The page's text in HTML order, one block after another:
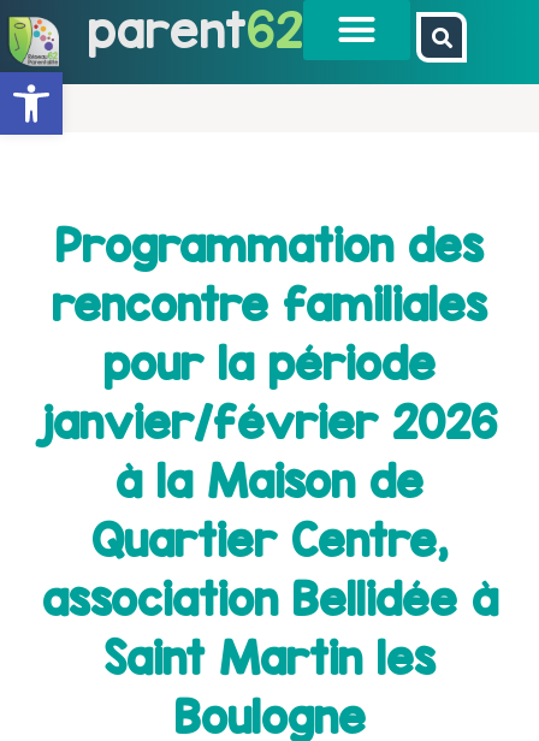
Ouvrir la barre d’outils
parent62
Programmation des
rencontre familiales
pour la période
janvier/février 2026
à la Maison de
Quartier Centre,
association Bellidée à
Saint Martin les
Boulogne